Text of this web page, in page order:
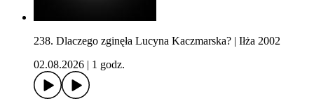
238. Dlaczego zginęła Lucyna Kaczmarska? | Iłża 2002
02.08.2026
1 godz.